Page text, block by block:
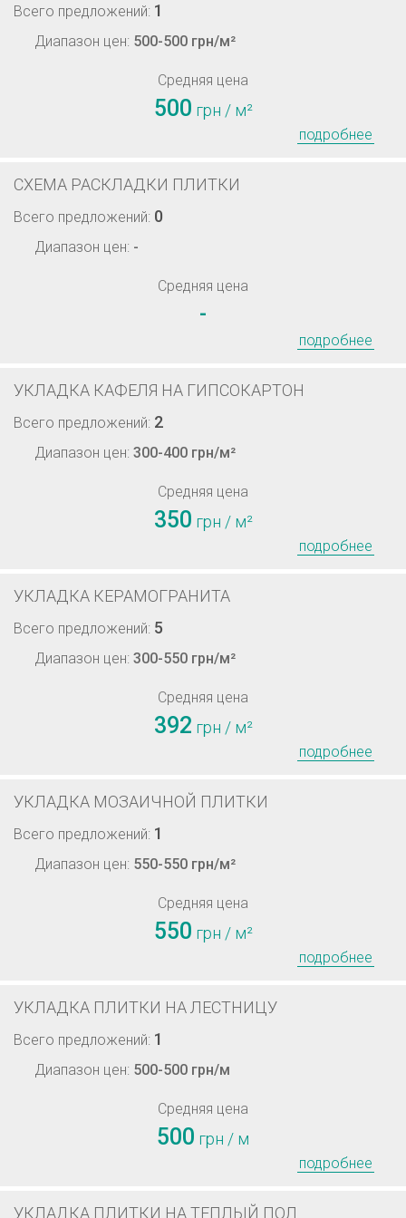
Всего предложений: 1
Диапазон цен: 500-500 грн/м²
Средняя цена
500 грн / м²
подробнее
СХЕМА РАСКЛАДКИ ПЛИТКИ
Всего предложений: 0
Диапазон цен: -
Средняя цена
-
подробнее
УКЛАДКА КАФЕЛЯ НА ГИПСОКАРТОН
Всего предложений: 2
Диапазон цен: 300-400 грн/м²
Средняя цена
350 грн / м²
подробнее
УКЛАДКА КЕРАМОГРАНИТА
Всего предложений: 5
Диапазон цен: 300-550 грн/м²
Средняя цена
392 грн / м²
подробнее
УКЛАДКА МОЗАИЧНОЙ ПЛИТКИ
Всего предложений: 1
Диапазон цен: 550-550 грн/м²
Средняя цена
550 грн / м²
подробнее
УКЛАДКА ПЛИТКИ НА ЛЕСТНИЦУ
Всего предложений: 1
Диапазон цен: 500-500 грн/м
Средняя цена
500 грн / м
подробнее
УКЛАДКА ПЛИТКИ НА ТЕПЛЫЙ ПОЛ